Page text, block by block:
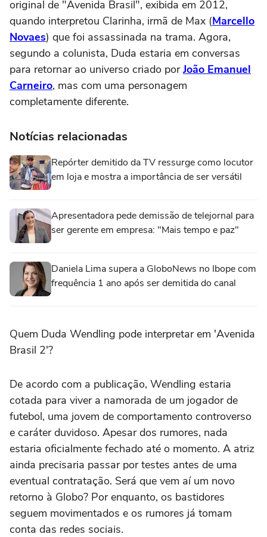
original de "Avenida Brasil", exibida em 2012,
quando interpretou Clarinha, irmã de Max (Marcello
Novaes) que foi assassinada na trama. Agora,
segundo a colunista, Duda estaria em conversas
para retornar ao universo criado porJoão Emanuel
Carneiro, mas com uma personagem
completamente diferente.
Notícias relacionadas
Repórter demitido da TV ressurge como locutor
em loja e mostra a importância de ser versátil
Apresentadora pede demissão de telejornal para
ser gerente em empresa: "Mais tempo e paz"
Daniela Lima supera a GloboNews no Ibope com
frequência 1 ano após ser demitida do canal
Quem Duda Wendling pode interpretar em 'Avenida
Brasil 2'?
De acordo com a publicação, Wendling estaria
cotada para viver a namorada de um jogador de
futebol, uma jovem de comportamento controverso
e caráter duvidoso. Apesar dos rumores, nada
estaria oficialmente fechado até o momento. A atriz
ainda precisaria passar por testes antes de uma
eventual contratação. Será que vem aí um novo
retorno à Globo? Por enquanto, os bastidores
seguem movimentados e os rumores já tomam
conta das redes sociais.